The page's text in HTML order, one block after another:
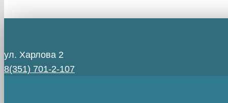
ул. Харлова 2
8(351) 701-2-107